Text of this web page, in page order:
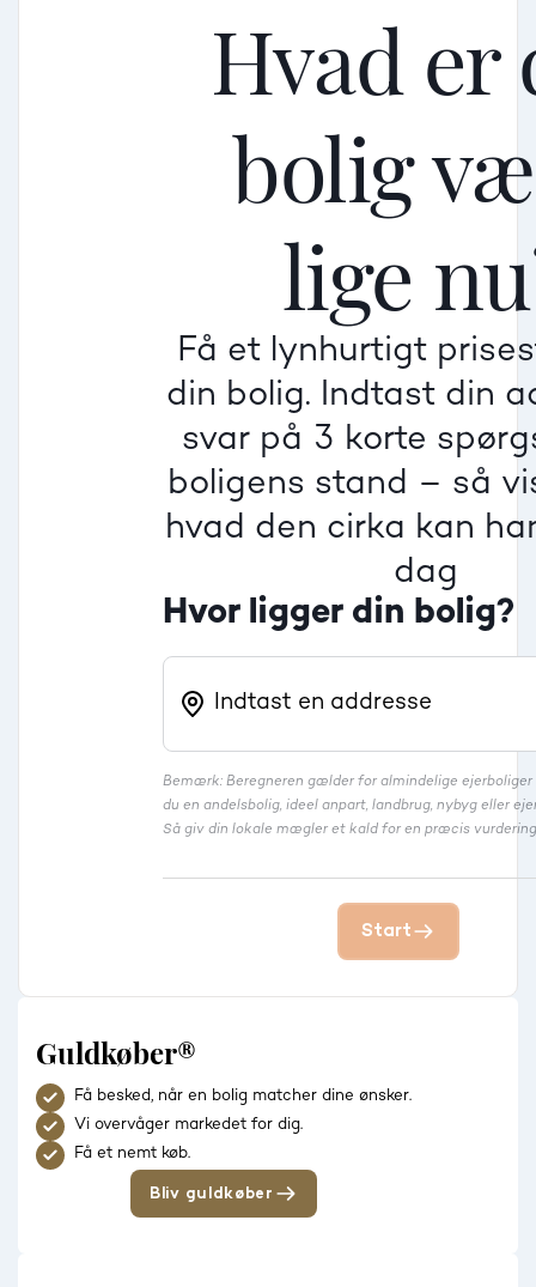
Hvad er
bolig
lige
Få et lynhurtigt
din bolig. Indtast din
svar på 3 korte
boligens stand – så
hvad den cirka kan
dag
Hvor ligger din bolig?
Bemærk: Beregneren gælder for almindelige ejerboliger
du en andelsbolig, ideel anpart, landbrug, nybyg eller
Så giv din lokale mægler et kald for en præcis
Dårlig
Mindre god
Mellem
Dårlig
Mindre god
Mellem
Dårlig
Mindre god
Mellem
Villa
Beregner pris
Start
Guldkøber®
Få besked, når en bolig matcher dine ønsker.
Vi overvåger markedet for dig.
Få et nemt køb.
Bliv guldkøber